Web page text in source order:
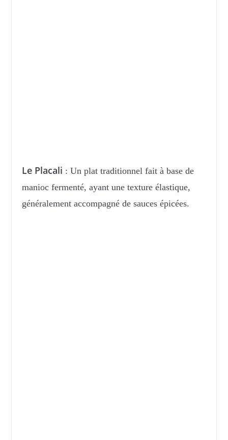
Le Placali : Un plat traditionnel fait à base de
manioc fermenté, ayant une texture élastique,
généralement accompagné de sauces épicées.